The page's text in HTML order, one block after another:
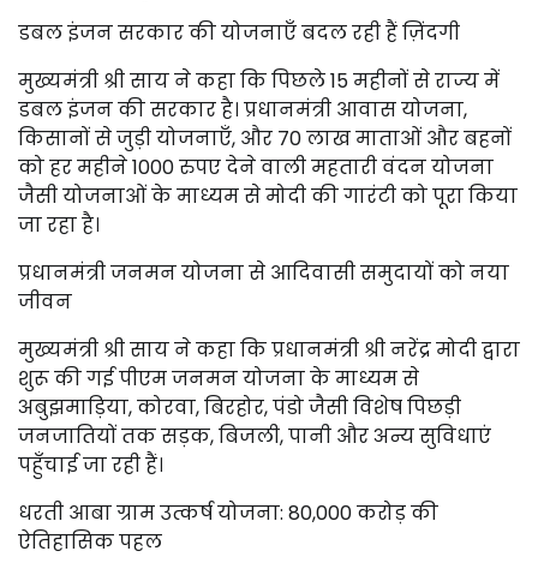
डबल इंजन सरकार की योजनाएँ बदल रही हैं ज़िंदगी
मुख्यमंत्री श्री साय ने कहा कि पिछले 15 महीनों से राज्य में
डबल इंजन की सरकार है। प्रधानमंत्री आवास योजना,
किसानों से जुड़ी योजनाएँ, और 70 लाख माताओं और बहनों
को हर महीने 1000 रुपए देने वाली महतारी वंदन योजना
जैसी योजनाओं के माध्यम से मोदी की गारंटी को पूरा किया
जा रहा है।
प्रधानमंत्री जनमन योजना से आदिवासी समुदायों को नया
जीवन
मुख्यमंत्री श्री साय ने कहा कि प्रधानमंत्री श्री नरेंद्र मोदी द्वारा
शुरू की गई पीएम जनमन योजना के माध्यम से
अबुझमाड़िया, कोरवा, बिरहोर, पंडो जैसी विशेष पिछड़ी
जनजातियों तक सड़क, बिजली, पानी और अन्य सुविधाएं
पहुँचाई जा रही हैं।
धरती आबा ग्राम उत्कर्ष योजना: 80,000 करोड़ की
ऐतिहासिक पहल